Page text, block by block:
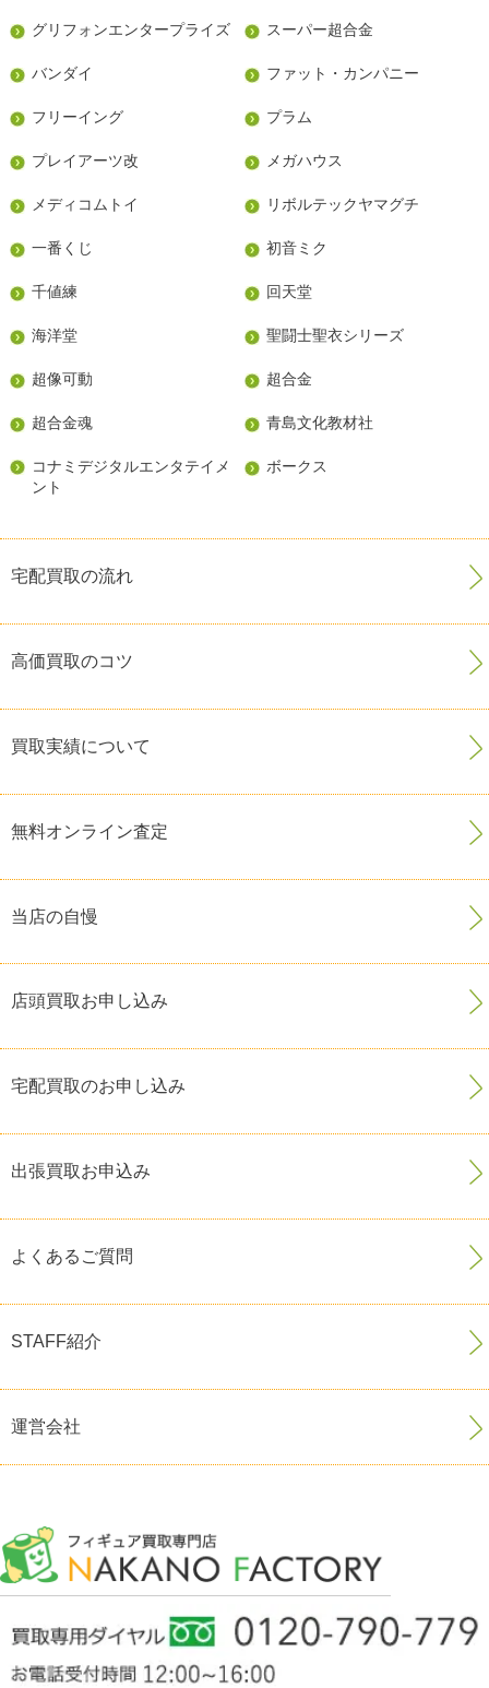
グリフォンエンタープライズ スーパー超合金
バンダイ ファット・カンパニー
フリーイング プラム
プレイアーツ改 メガハウス
メディコムトイ リボルテックヤマグチ
一番くじ 初音ミク
千値練 回天堂
海洋堂 聖闘士聖衣シリーズ
超像可動 超合金
超合金魂 青島文化教材社
コナミデジタルエンタテイメ
ント
ボークス
宅配買取の流れ
高価買取のコツ
買取実績について
無料オンライン査定
当店の自慢
店頭買取お申し込み
宅配買取のお申し込み
出張買取お申込み
よくあるご質問
STAFF紹介
運営会社